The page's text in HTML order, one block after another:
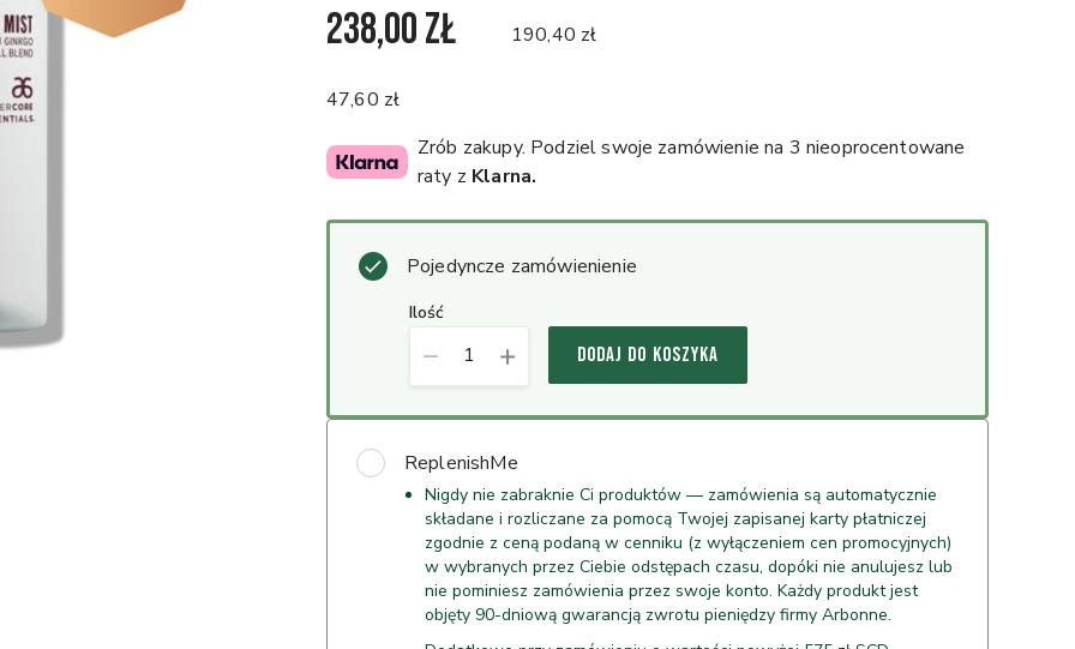
238,00 zł 190,40 zł
47,60 zł
Zrób zakupy. Podziel swoje zamówienie na 3 nieoprocentowane
raty z Klarna.
Pojedyncze zamówienienie
ilość
1 DODAJ DO KOSZYKA
ReplenishMe
Nigdy nie zabraknie Ci produktów — zamówienia są automatycznie
składane i rozliczane za pomocą Twojej zapisanej karty płatniczej
zgodnie z ceną podaną w cenniku (z wyłączeniem cen promocyjnych)
w wybranych przez Ciebie odstępach czasu, dopóki nie anulujesz lub
nie pominiesz zamówienia przez swoje konto. Każdy produkt jest
objęty 90-dniową gwarancją zwrotu pieniędzy firmy Arbonne.